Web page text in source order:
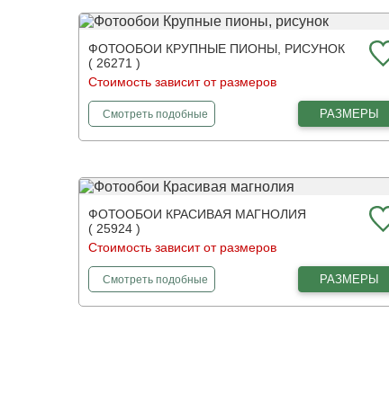
ФОТООБОИ КРУПНЫЕ ПИОНЫ, РИСУНОК
( 26271 )
Стоимость зависит от размеров
Смотретьфотообои
подобные Крупные пионы, рисунокРАЗМЕРЫ
ФОТООБОИ КРАСИВАЯ МАГНОЛИЯ
( 25924 )
Стоимость зависит от размеров
Смотретьфотообои
подобные РАЗМЕРЫ